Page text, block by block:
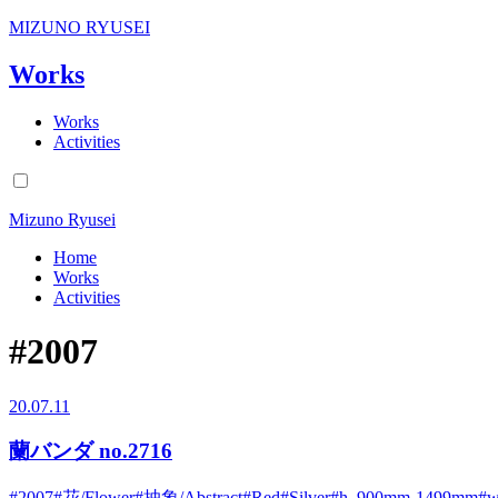
MIZUNO RYUSEI
Works
Works
Activities
Mizuno Ryusei
Home
Works
Activities
#2007
20.07.11
蘭バンダ no.2716